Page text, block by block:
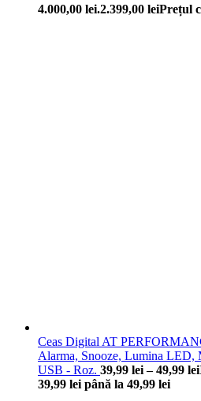
4.000,00 lei.2.399,00 leiPrețul
Ceas Digital AT
Alarma, Snooze, Lumina LED,
USB - Roz. 39,99 lei – 49,99 lei
39,99 lei până la 49,99 lei